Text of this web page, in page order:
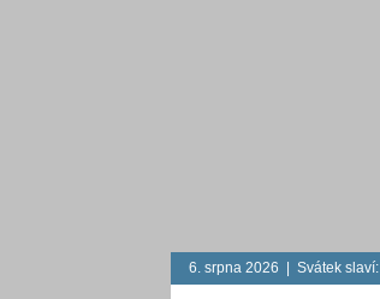
6. srpna 2026 | Svátek slaví: